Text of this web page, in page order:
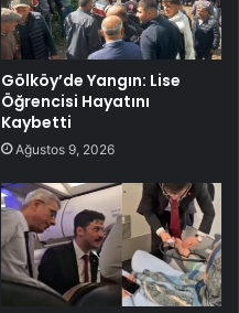
Gölköy’de Yangın: Lise
Öğrencisi Hayatını
Kaybetti
Ağustos 9, 2026